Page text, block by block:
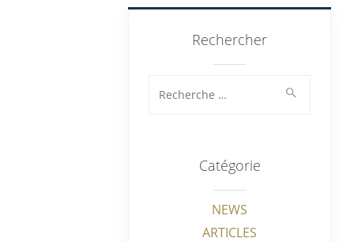
Rechercher
Catégorie
NEWS
ARTICLES